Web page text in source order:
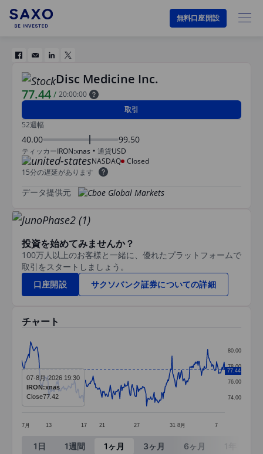
無料口座開設
Disc Medicine Inc.
77.44 / 20:00:00
取引
52週幅
40.00 99.50
ティッカーIRON:xnas 通貨USD
NASDAQ Closed
15分の遅延があります
データ提供元
投資を始めてみませんか？
100万人以上のお客様と一緒に、優れたプラットフォームで
取引をスタートしましょう。
口座開設
サクソバンク証券についての詳細
チャート
Line chart with 297 data points.
The chart has 1 X axis displaying categories.
The chart has 1 Y axis displaying values. Data
7月 13 17 21 27 31 8月 7
74.00
76.00
78.00
80.00
77.44
07-8月-2026 19:30
IRON:xnas
Close77.42
End of interactive chart.
1日 1週間 1ヶ月 3ヶ月 6ヶ月